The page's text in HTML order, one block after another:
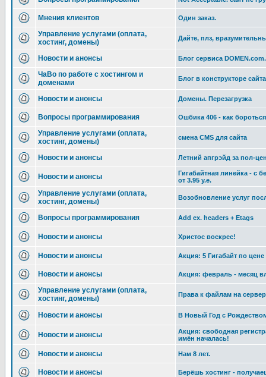
Мнения клиентов Один заказ.
Управление услугами (оплата,
хостинг, домены)
Дайте, плз,
Новости и анонсы Блог сервиса
ЧаВо по работе с хостингом и
доменами
Блог в конструкторе сайта
Новости и анонсы Домены. Перезагрузка
Вопросы программирования Ошбика 406 - как
Управление услугами (оплата,
хостинг, домены)
смена CMS для сайта
Новости и анонсы Летний апгрэйд за пол-
Новости и анонсы
Гигабайтная линейка - с
от 3.95 у.е.
Управление услугами (оплата,
хостинг, домены)
Возобновление услуг
Вопросы программирования Add ex. headers + Etags
Новости и анонсы Христос воскрес!
Новости и анонсы Акция: 5 Гигабайт по цене
Новости и анонсы Акция: февраль - месяц
Управление услугами (оплата,
хостинг, домены)
Права к файлам на
Новости и анонсы В Новый Год с
Новости и анонсы
Акция: свободная
имён началась!
Новости и анонсы Нам 8 лет.
Новости и анонсы Берёшь хостинг -